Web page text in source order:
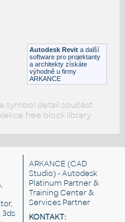
Bookshelf
Autodesk Revit a další
software pro projektanty
a architekty získáte
výhodně u firmy
ARKANCE
symbol detail součást
free block library
3ds
ARKANCE (CAD
Studio) - Autodesk
Platinum Partner &
Training Center &
Services Partner
KONTAKT: